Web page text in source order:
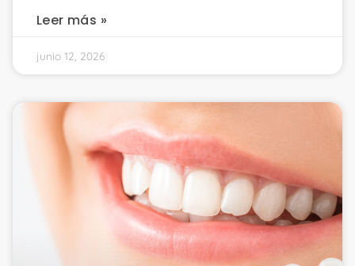
Leer más »
junio 12, 2026